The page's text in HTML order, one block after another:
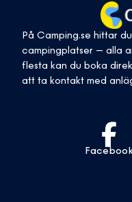
På Camping.se hittar
campingplatser – alla
flesta kan du boka
att ta kontakt med